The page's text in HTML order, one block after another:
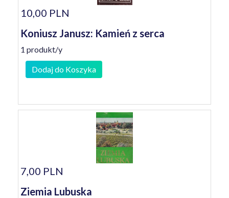
10,00 PLN
Koniusz Janusz: Kamień z serca
1 produkt/y
Dodaj do Koszyka
7,00 PLN
Ziemia Lubuska